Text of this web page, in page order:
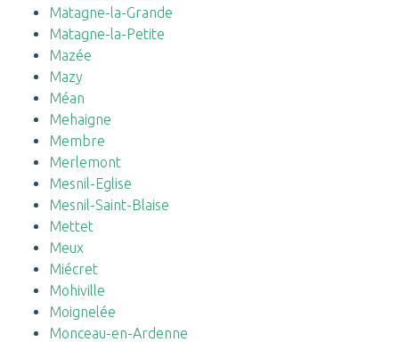
Matagne-la-Grande
Matagne-la-Petite
Mazée
Mazy
Méan
Mehaigne
Membre
Merlemont
Mesnil-Eglise
Mesnil-Saint-Blaise
Mettet
Meux
Miécret
Mohiville
Moignelée
Monceau-en-Ardenne